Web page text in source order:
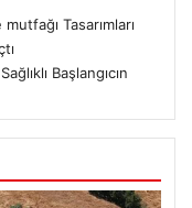
Tasarımları
Başlangıcın